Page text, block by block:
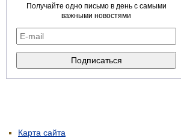
Получайте одно письмо в день с самыми
важными новостями
Карта сайта